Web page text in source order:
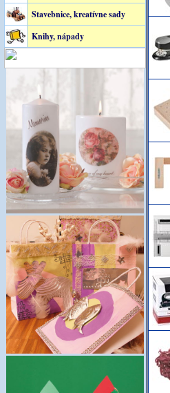
Stavebnice, kreatívne sady
Knihy, nápady